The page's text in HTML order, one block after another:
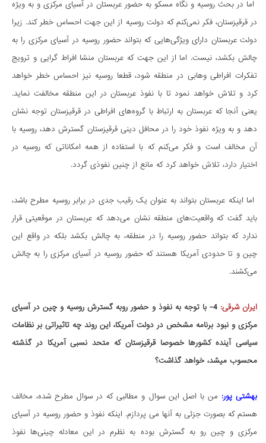
اما در بحث روسیه و نگاه مسکو به حضور عربستان در آسیای مرکزی و به ویژه
در قرقیزستان، فکر نمی‌کنم که دولت روسیه از این جهت احساس خطر کند. زیرا
دولت عربستان دارای ویژگی‌هایی که بتواند حضور روسیه در آسیای مرکزی را به
چالش بکشد، نیست. اما از این جهت که عربستان منشا افراط گرایی و ترویج
تفکرات افراطی وهابی در منطقه شود، قطعا روسیه نیز احساس خطر خواهد
کرد و تلاش خواهد نمود تا با نفوذ عربستان در این منطقه مخالفت نماید.
یعنی آنجا که عربستان به ارتباط با گروه‌های افراطی در قرقیزستان توجه نشان
دهد و به ویژه نفوذ خود را در محافل دینی قرقیزستان گسترش دهد، روسیه با
آن مخالف است و فکر می‌کنم که با استفاده از همه امکاناتی که روسیه در
اختیار دارد، تلاش خواهد کرد که مانع از چنین نفوذی گردد.
اما اینکه عربستان بتواند به عنوان یک رقیب جدی در برابر روسیه مطرح باشد،
باید گفت که واقعیت‌های منطقه نشان می‌دهد که عربستان در موقعیتی قرار
ندارد که بتواند حضور روسیه را در منطقه، به چالش بکشد بلکه در واقع این
چین و تا حدودی آمریکا هستند که حضور روسیه در آسیای مرکزی را به چالش
می‌کشند.
ایران شرقی:
4- با توجه به نفوذ و حضور روبه گسترش روسیه و چین در آسیای
مرکزی و نبود برنامه مشخص در دولت آمریکا، این روند چه تاثیراتی بر نظامات
سیاسی آینده کشورها خصوصا قرقیزستان که متحد نسبی آمریکا در گذشته
محسوب میشد، خواهد گذاشت؟
بهشتی پور: من با اصل این سوال و مطالبی که در سوال مطرح شده، مخالف
هستم که بصورت جزئی به آنها می پردازم. اینکه نفوذ و حضور روسیه در آسیای
مرکزی و چین رو به گسترش بوده به نظرم در این معادله چینی‌ها نفوذ